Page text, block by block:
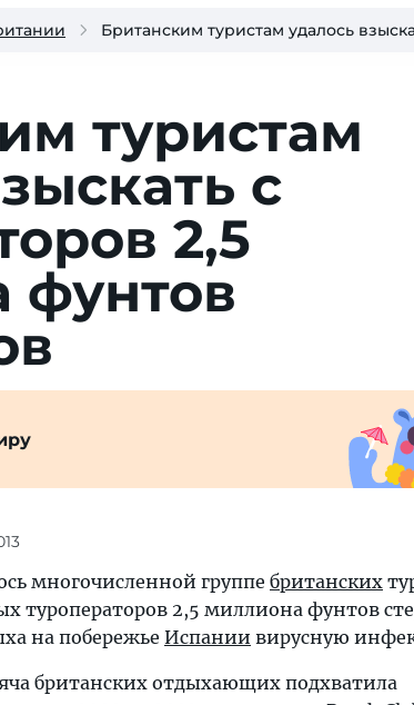
Британским туристам удалось
туристам
с
2,5
фунтов
многочисленной группе британских
туроператоров 2,5 миллиона фунтов
на побережье Испании вирусную
британских отдыхающих подхватила